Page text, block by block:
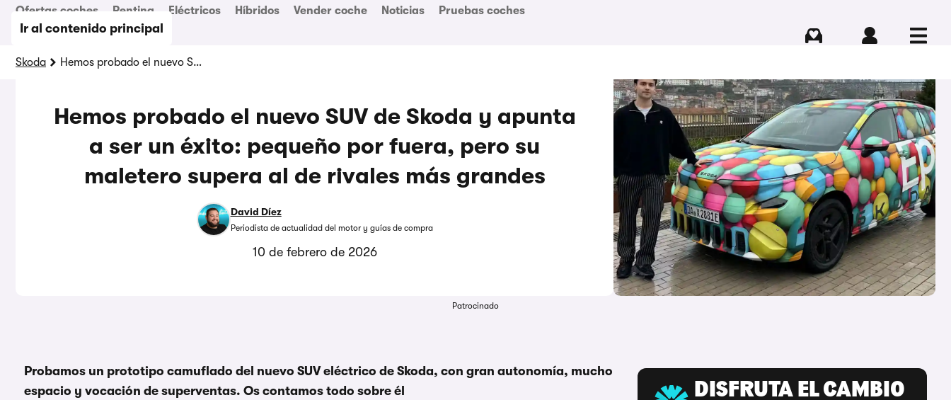
Ir al contenido principal
Ofertas coches Renting Eléctricos Híbridos Vender coche Noticias Pruebas coches
Skoda Hemos probado el nuevo SUV de Skoda y apunta a ser un éxito: pequeño por fuera, pero su maletero supera al de rivales más grandes
Hemos probado el nuevo SUV de Skoda y apunta
a ser un éxito: pequeño por fuera, pero su
maletero supera al de rivales más grandes
David Díez
Periodista de actualidad del motor y guías de compra
10 de febrero de 2026
Patrocinado
Probamos un prototipo camuflado del nuevo SUV eléctrico de Skoda, con gran autonomía, mucho
espacio y vocación de superventas. Os contamos todo sobre él
DISFRUTA EL CAMBIO